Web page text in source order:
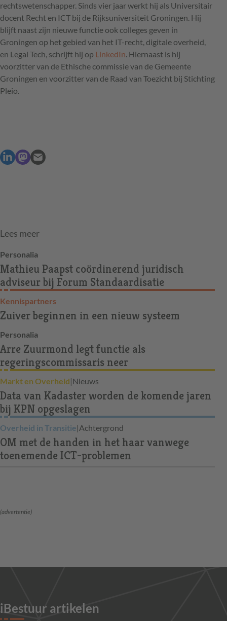
rechtswetenschapper. Sinds vier jaar werkt hij als Universitair
docent Recht en ICT bij de Rijksuniversiteit Groningen. Hij
blijft naast zijn nieuwe functie ook colleges geven in
Groningen op het gebied van het IT-recht, digitale overheid,
en Legal Tech, schrijft hij op LinkedIn. Hiernaast is hij
voorzitter van de Ethische commissie van de Gemeente
Groningen en voorzitter van de Raad van Toezicht bij Stichting
Pleio.
Lees meer
Personalia
Mathieu Paapst coördinerend juridisch
adviseur bij Forum Standaardisatie
Kennispartners
Zuiver beginnen in een nieuw systeem
Personalia
Arre Zuurmond legt functie als
regeringscommissaris neer
Markt en Overheid|Nieuws
Data van Kadaster worden de komende jaren
bij KPN opgeslagen
Overheid in Transitie|Achtergrond
OM met de handen in het haar vanwege
toenemende ICT-problemen
(advertentie)
iBestuur artikelen